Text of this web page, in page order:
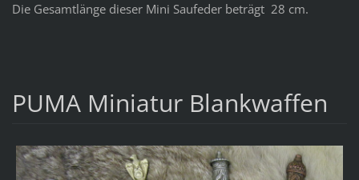
Die Gesamtlänge dieser Mini Saufeder beträgt 28 cm.
PUMA Miniatur Blankwaffen